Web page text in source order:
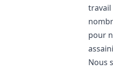
travail
pour
Nous